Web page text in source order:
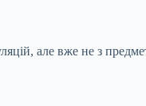
але вже не з